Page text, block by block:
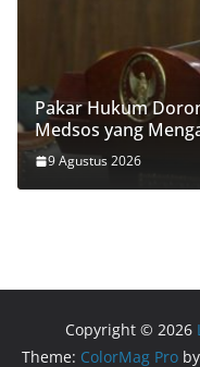
Pakar Hukum
Medsos yang
9 Agustus 2026
Copyright © 2026
Theme: ColorMag Pro